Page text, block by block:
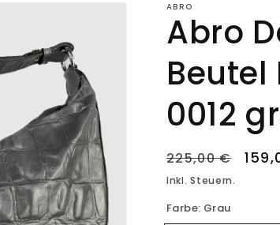
ABRO
Abro
Beutel
0012
Normaler
Preis
225,00 €
Inkl. Steuern.
Farbe: Grau